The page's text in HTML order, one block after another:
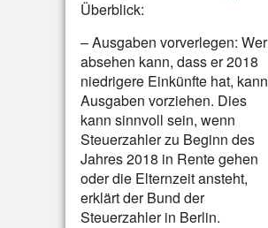
Überblick:
– Ausgaben vorverlegen: Wer
absehen kann, dass er 2018
niedrigere Einkünfte hat, kann
Ausgaben vorziehen. Dies
kann sinnvoll sein, wenn
Steuerzahler zu Beginn des
Jahres 2018 in Rente gehen
oder die Elternzeit ansteht,
erklärt der Bund der
Steuerzahler in Berlin.